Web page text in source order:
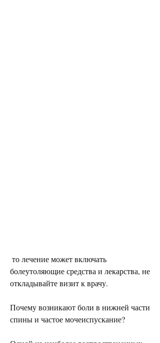
болеутоляющие средства и лекарства, не
откладывайте визит к врачу.
Почему возникают боли в нижней части
спины и частое мочеиспускание?